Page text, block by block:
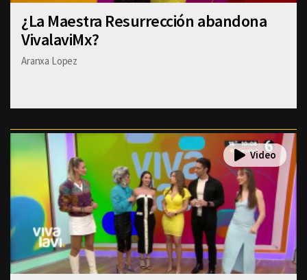
¿La Maestra Resurrección abandona
VivalaviMx?
Aranxa Lopez